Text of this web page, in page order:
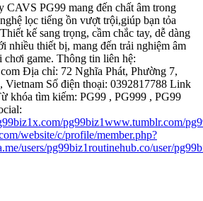
CAVS PG99 mang đến chất âm trong
lọc tiếng ồn vượt trội,giúp bạn tỏa
kế sang trọng, cầm chắc tay, dễ dàng
nhiều thiết bị, mang đến trải nghiệm âm
chơi game. Thông tin liên hệ:
Địa chỉ: 72 Nghĩa Phát, Phường 7,
Số điện thoại: 0392817788 Link
khóa tìm kiếm: PG99 , PG999 , PG99
x.com/pg99biz1www.tumblr.com/
website/c/profile/member.php?
users/pg99biz1routinehub.co/user/